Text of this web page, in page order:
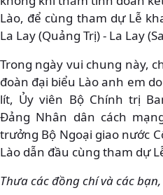
Lào, để cùng tham dự Lễ
La Lay (Quảng Trị) - La Lay
Trong ngày vui chung này,
đoàn đại biểu Lào anh em
lít, Ủy viên Bộ Chính trị
Đảng Nhân dân cách
trưởng Bộ Ngoại giao nước
Lào dẫn đầu cùng tham dự
Thưa các đồng chí và các bạn,